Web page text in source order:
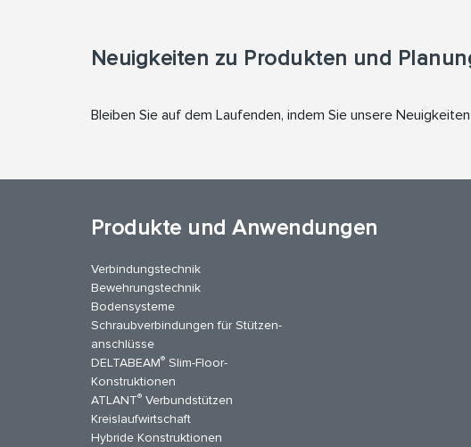
Neuigkeiten zu Produkten und
Bleiben Sie auf dem Laufenden, indem Sie unsere
Produkte und Anwendungen
Verbindungstechnik
Bewehrungstechnik
Bodensysteme
Schraubverbindungen für Stützen­
anschlüsse
DELTABEAM® Slim-Floor-
Konstruktionen
ATLANT® Verbundstützen
Kreislaufwirtschaft
Hybride Konstruktionen
Kontakt